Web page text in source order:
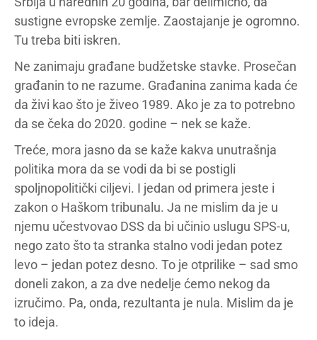
sustigne evropske zemlje. Zaostajanje je ogromno.
Tu treba biti iskren.
Ne zanimaju građane budžetske stavke. Prosečan
građanin to ne razume. Građanina zanima kada će
da živi kao što je živeo 1989. Ako je za to potrebno
da se čeka do 2020. godine – nek se kaže.
Treće, mora jasno da se kaže kakva unutrašnja
politika mora da se vodi da bi se postigli
spoljnopolitički ciljevi. I jedan od primera jeste i
zakon o Haškom tribunalu. Ja ne mislim da je u
njemu učestvovao DSS da bi učinio uslugu SPS-u,
nego zato što ta stranka stalno vodi jedan potez
levo – jedan potez desno. To je otprilike – sad smo
doneli zakon, a za dve nedelje ćemo nekog da
izručimo. Pa, onda, rezultanta je nula. Mislim da je
to ideja.